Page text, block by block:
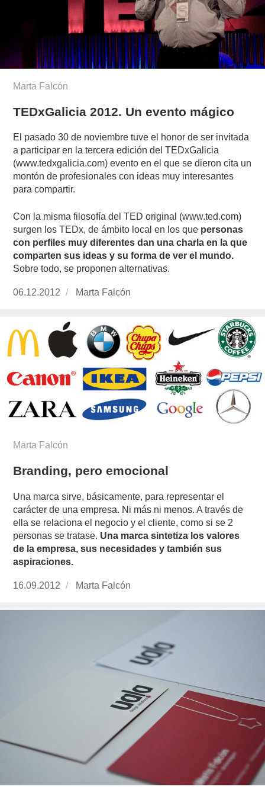
Marta Falcón
TEDxGalicia 2012. Un evento mágico
El pasado 30 de noviembre tuve el honor de ser invitada
a participar en la tercera edición del TEDxGalicia
(www.tedxgalicia.com) evento en el que se dieron cita un
montón de profesionales con ideas muy interesantes
para compartir.
Con la misma filosofía del TED original (www.ted.com)
surgen los TEDx, de ámbito local en los que personas
con perfiles muy diferentes dan una charla en la que
comparten sus ideas y su forma de ver el mundo.
Sobre todo, se proponen alternativas.
Publicado
06.12.2012 https://www.experimenta.es/author/
Marta Falcón
Marta Falcón
Branding, pero emocional
Una marca sirve, básicamente, para representar el
carácter de una empresa. Ni más ni menos. A través de
ella se relaciona el negocio y el cliente, como si se 2
personas se tratase. Una marca sintetiza los valores
de la empresa, sus necesidades y también sus
aspiraciones.
Publicado
16.09.2012 https://www.experimenta.es/author/
Marta Falcón